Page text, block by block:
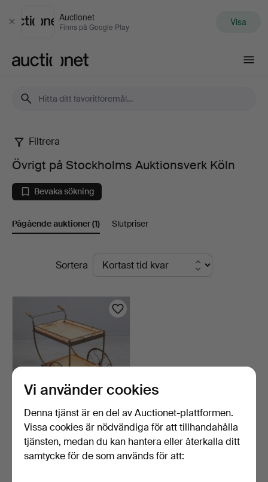
Stäng
Auctionet
Finns på Google Play Visa
Övrigt
på
Stockholms
Auktionsverk
Filtrera
Övrigt på Stockholms Auktionsverk Köln
Bevaka sökning
Pågående auktioner(1) Slutpriser
PågåendeSortera
Serveringsvagn, mässing,
1950-tal.
Vi använder cookies
Denna tjänst är en del av Auctionet-plattformen.
Vissa cookies är nödvändiga för att tillhandahålla
tjänsten, medan du kan hantera eller återkalla ditt
samtycke för de som används för att: